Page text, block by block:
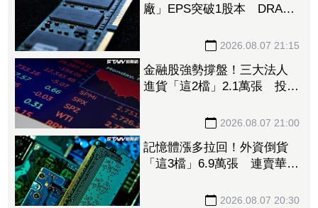
廠」EPS突破1股本 DRAM
2026.08.07 21:15
金融股強勢撐盤！三大法人
進貨「這2檔」2.1萬張 投
2026.08.07 21:00
記憶體漲多拉回！外資倒貨
「這3檔」6.9萬張 連賣華邦
2026.08.07 20:30